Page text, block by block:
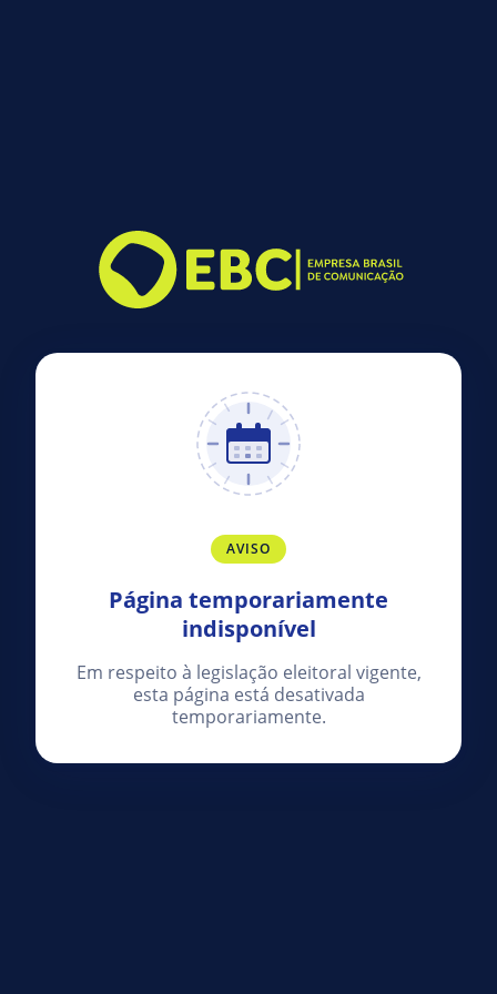
AVISO
Página temporariamente
indisponível
Em respeito à legislação eleitoral vigente,
esta página está desativada
temporariamente.